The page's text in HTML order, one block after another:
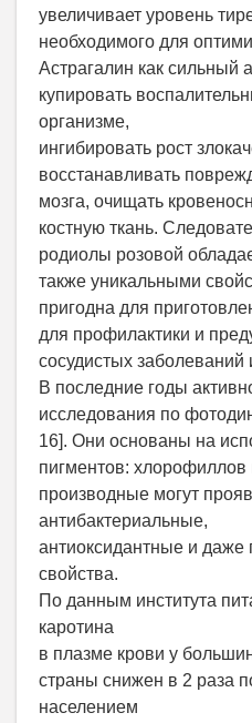
увеличивает уровень
необходимого для
Астрагалин как сильный
купировать
организме,
ингибировать рост
восстанавливать
мозга, очищать
костную ткань.
родиолы розовой
также уникальными
пригодна для
для профилактики и
сосудистых заболеваний
В последние годы
исследования по
16]. Они основаны на
пигментов: хлорофиллов
производные могут
антибактериальные,
антиоксидантные и даже
свойства.
По данным института
каротина
в плазме крови у
страны снижен в 2 раза
населением